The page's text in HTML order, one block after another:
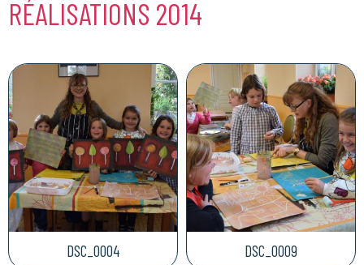
RÉALISATIONS 2014
DSC_0004 DSC_0009